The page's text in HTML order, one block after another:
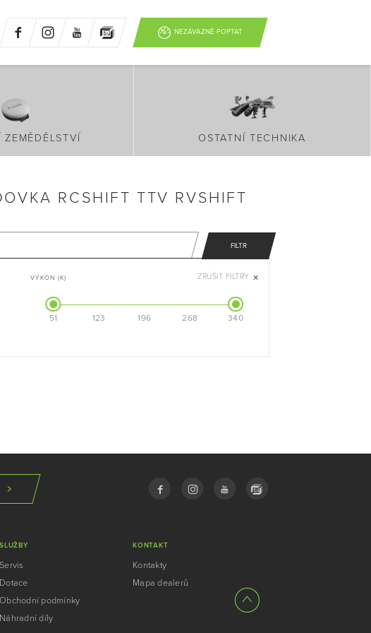
NEZÁVAZNĚ POPTAT
ZEMĚDĚLSTVÍ OSTATNÍ TECHNIKA
RCSHIFT TTV RVSHIFT
FILTR
VÝKON (K)
51 123 196 268 340
ZRUŠIT FILTRY
SLUŽBY
Servis
Dotace
Obchodní podmínky
Náhradní díly
KONTAKT
Kontakty
Mapa dealerů